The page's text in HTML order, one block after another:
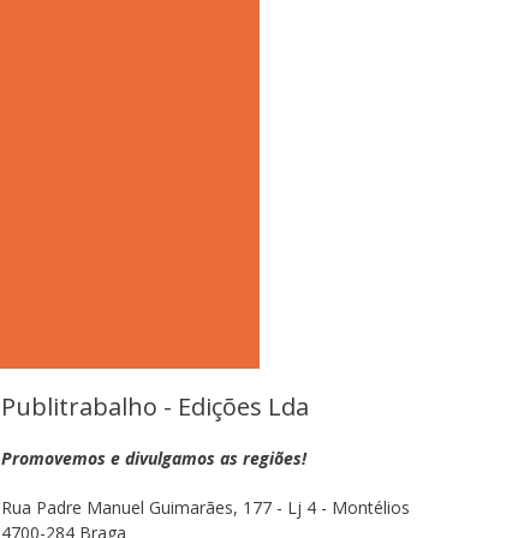
Publitrabalho - Edições Lda
Promovemos e divulgamos as regiões!
Rua Padre Manuel Guimarães, 177 - Lj 4 - Montélios
4700-284 Braga